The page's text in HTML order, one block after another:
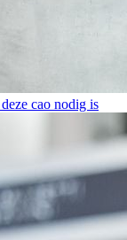
cao nodig is